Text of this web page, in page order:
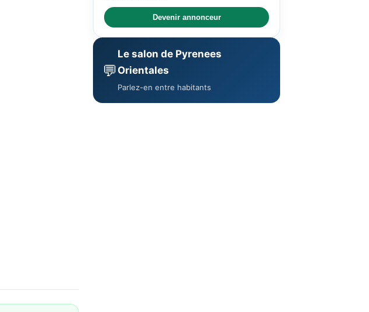
Devenir annonceur
💬
Le salon de Pyrenees
Orientales
Parlez-en entre habitants